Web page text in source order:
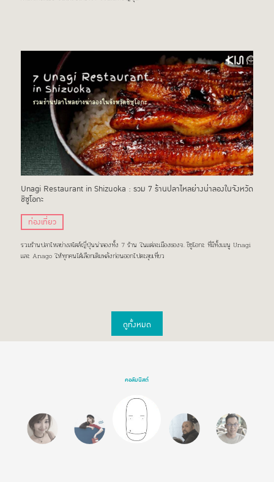
Unagi Restaurant in Shizuoka : รวม 7 ร้านปลาไหลย่างน่าลองในจังหวัด
ชิซูโอกะ
ท่องเที่ยว
รวมร้านปลาไหลย่างสไตล์ญี่ปุ่นน่าลองทั้ง 7 ร้าน ในแต่ละเมืองของจ. ชิซูโอกะ ที่มีทั้งเมนู Unagi
และ Anago ให้ทุกคนได้เลือกเติมพลังก่อนออกไปตะลุยเที่ยว
ดูทั้งหมด
คอลัมนิสต์